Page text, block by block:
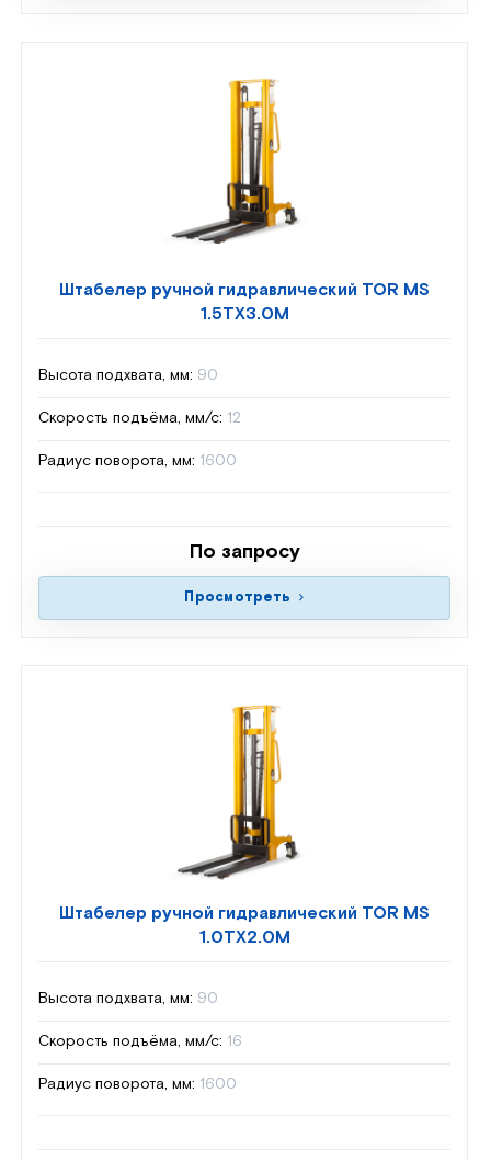
Штабелер ручной гидравлический TOR MS
1.5TX3.0M
Высота подхвата, мм: 90
Скорость подъёма, мм/с: 12
Радиус поворота, мм: 1600
По запросу
Просмотреть
Штабелер ручной гидравлический TOR MS
1.0TX2.0M
Высота подхвата, мм: 90
Скорость подъёма, мм/с: 16
Радиус поворота, мм: 1600